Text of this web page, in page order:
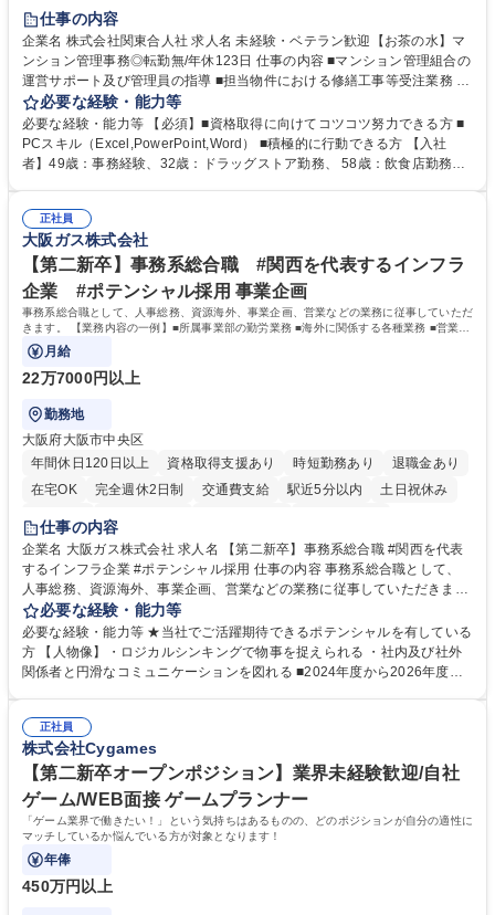
仕事の内容
企業名 株式会社関東合人社 求人名 未経験・ベテラン歓迎【お茶の水】マ
ンション管理事務◎転勤無/年休123日 仕事の内容 ■マンション管理組合の
運営サポート及び管理員の指導 ■担当物件における修繕工事等受注業務 ■
事務所内での事務業務等 ★異業界からの転職者が多数活躍しています
【年収補足】532万円 ＋別途インセンティヴで平均約100万円/年（昨年度
実績） ＋管理業務主任者資格手当50,000円/月 ★親会社である株式会社合
人社計画研究所社のグループ会社として、質の高いサービスと適性価格を
無/年休123日
必要な経験・能力等
必要な経験・能力等 【必須】■資格取得に向けてコツコツ努力できる方 ■
PCスキル（Excel,PowerPoint,Word） ■積極的に行動できる方 【入社
者】49歳：事務経験、32歳：ドラッグストア勤務、 58歳：飲食店勤務
得出来ております！ 【魅力】■フレックス制度、未経験からでも下限年収
を一律支給！ ■管理業務主任者資格取得後には50,000円/月の手当あり！
学歴・資格 学歴：大学院 大学 高専 短大 専修学校 高校 語学力： 資格：第
一種運転免許普通自動車
正社員
大阪ガス株式会社
【第二新卒】事務系総合職 #関西を代表するインフラ
企業 #ポテンシャル採用 事業企画
事務系総合職として、人事総務、資源海外、事業企画、営業などの業務に従事していただ
きます。 【業務内容の一例】■所属事業部の勤労業務 ■海外に関係する各種業務 ■営業部
門の企画スタッフ、ルート営業
月給
22万7000円以上
勤務地
大阪府大阪市中央区
年間休日120日以上
資格取得支援あり 時短勤務あり
退職金あり
在宅OK
完全週休2日制 交通費支給 駅近5分以内
土日祝休み
服装自由
第二新卒歓迎
仕事の内容
企業名 大阪ガス株式会社 求人名 【第二新卒】事務系総合職 #関西を代表
するインフラ企業 #ポテンシャル採用 仕事の内容 事務系総合職として、
人事総務、資源海外、事業企画、営業などの業務に従事していただきま
す。 【業務内容の一例】■所属事業部の勤労業務 ■海外に関係する各種業
務 ■営業部門の企画スタッフ、ルート営業 【キャリアパス】入社後の配属
ポジションで一定期間ご活躍頂いた後、本人の適性及び将来のキャリアを
鑑みてジョブローテーションを行います。 【育成】OJTでの現場育成や研
表するインフラ企業 #ポテンシャル採用
必要な経験・能力等
必要な経験・能力等 ★当社でご活躍期待できるポテンシャルを有している
方 【人物像】・ロジカルシンキングで物事を捉えられる ・社内及び社外
関係者と円滑なコミュニケーションを図れる ■2024年度から2026年度ま
72.html ■エネルギーセキュリティの不安定化や気候変動による自然災害の
甚大化など、これまで以上に社会課題解決の重要性が高まっています。
「未来の日常」の創造に向けて持続可能な社会の実現に貢献してまいりま
す。 学歴・資格 学歴：大学院 大学 語学力： 資格：
正社員
株式会社Cygames
【第二新卒オープンポジション】業界未経験歓迎/自社
ゲーム/WEB面接 ゲームプランナー
「ゲーム業界で働きたい！」という気持ちはあるものの、どのポジションが自分の適性に
マッチしているか悩んでいる方が対象となります！
年俸
450万円以上